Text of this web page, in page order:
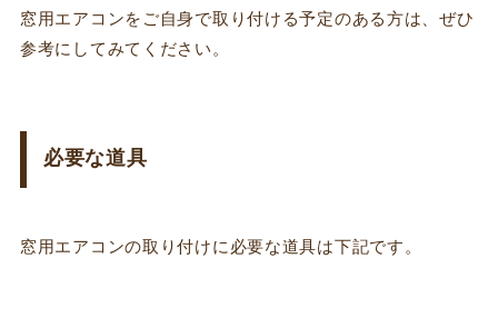
窓用エアコンをご自身で取り付ける予定のある方は、ぜひ
参考にしてみてください。
必要な道具
窓用エアコンの取り付けに必要な道具は下記です。